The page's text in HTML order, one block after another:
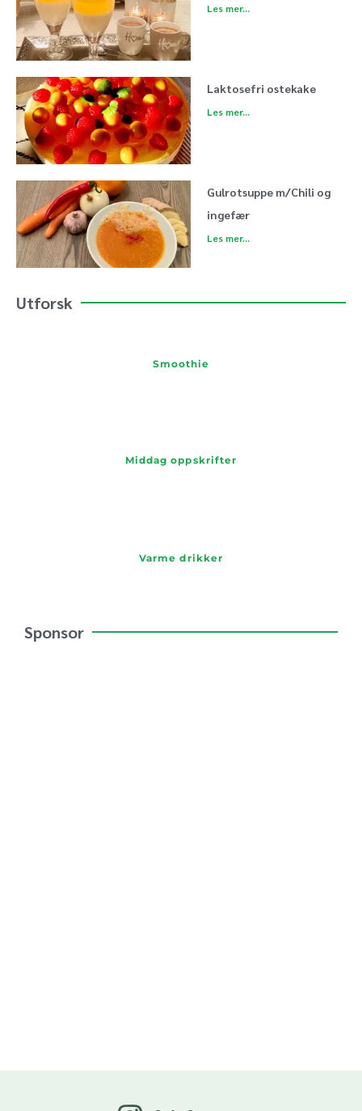
Les mer...
Laktosefri ostekake
Les mer...
Gulrotsuppe m/Chili og
ingefær
Les mer...
Utforsk
Smoothie
Middag oppskrifter
Varme drikker
Sponsor